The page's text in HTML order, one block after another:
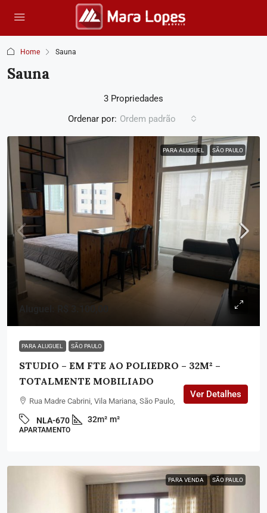
Home Sauna
Sauna
3 Propriedades
Ordenar por: Ordem padrão
PARA ALUGUEL SÃO PAULO
PARA ALUGUEL SÃO PAULO
STUDIO – EM FTE AO POLIEDRO – 32M² –
TOTALMENTE MOBILIADO
Rua Madre Cabrini, Vila Mariana, São Paulo,
NLA-670 32m² m²
APARTAMENTO
Ver Detalhes
PARA VENDA SÃO PAULO